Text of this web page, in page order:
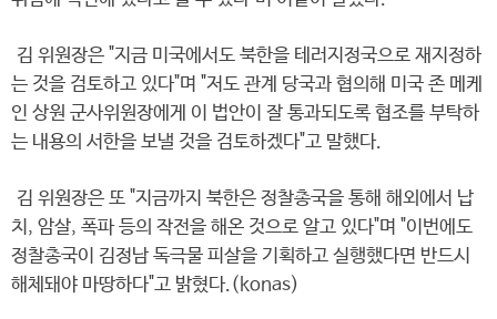
김 위원장은 "지금 미국에서도 북한을 테러지정국으로 재지정하
는 것을 검토하고 있다"며 "저도 관계 당국과 협의해 미국 존 메케
인 상원 군사위원장에게 이 법안이 잘 통과되도록 협조를 부탁하
는 내용의 서한을 보낼 것을 검토하겠다"고 말했다.
김 위원장은 또 "지금까지 북한은 정찰총국을 통해 해외에서 납
치, 암살, 폭파 등의 작전을 해온 것으로 알고 있다"며 "이번에도
정찰총국이 김정남 독극물 피살을 기획하고 실행했다면 반드시
해체돼야 마땅하다"고 밝혔다.(konas)